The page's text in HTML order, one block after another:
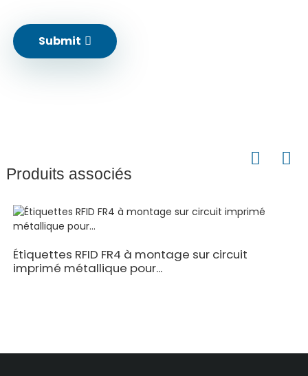
Submit
Produits associés
Étiquettes RFID FR4 à montage sur circuit
imprimé métallique pour...